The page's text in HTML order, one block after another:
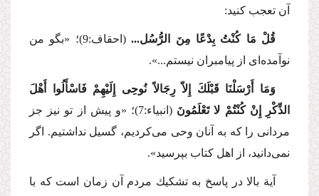
آن تعجب كنید:
قُلْ مَا كُنْتُ بِدْعًا مِنَ الرُّسُل...(احقاف:9)؛
«بگو من
نوآمده‌ای از پیامبران نیستم...».
وَمَا أَرْسَلْنَا قَبْلَكَ إِلاّ رِجَالاً نُوحِی إِلَیْهِمْ فَاسْأَلُوا أَهْلَ
الذِّكْرِ إِنْ كُنْتُمْ لا تَعْلَمُونَ (انبیاء:7)؛
«و پیش از تو نیز جز
مردانی را كه به آنان وحی می‌كردیم، گسیل نداشتیم. اگر
نمی‌دانید، از اهل كتاب بپرسید».
آیة بالا در پاسخ به تشكیك مردم آن زمان است كه با